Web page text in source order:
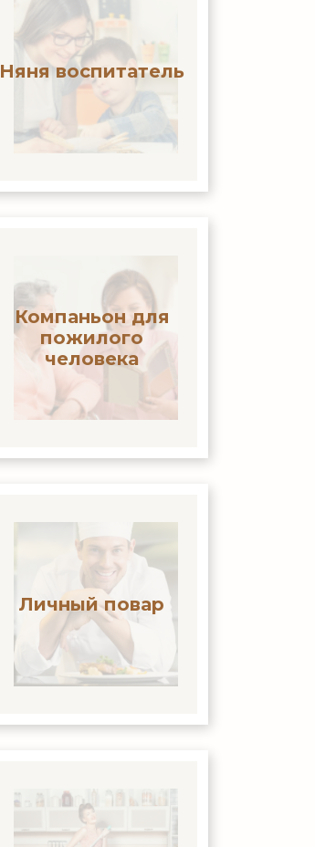
Няня воспитатель
Компаньон для
пожилого
человека
Личный повар